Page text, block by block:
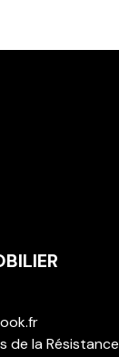
de la Résistance